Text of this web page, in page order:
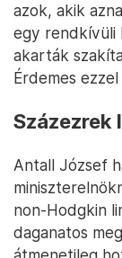
azok, akik
egy rendkívüli
akarták
Érdemes
Százezrek
Antall József
non-Hodgkin
daganatos